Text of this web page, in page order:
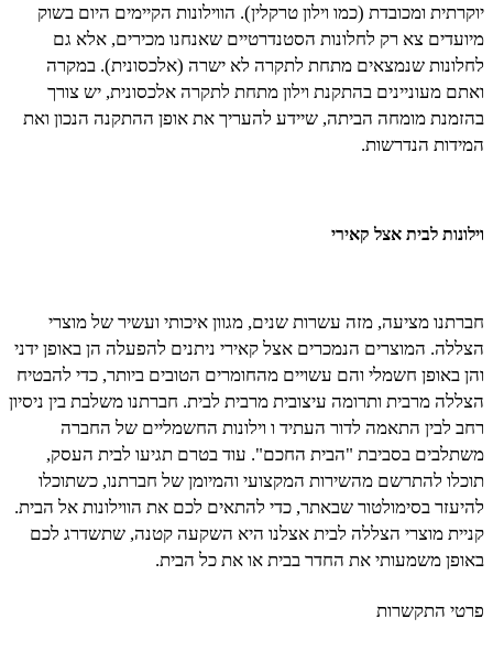
יוקרתית ומכובדת (כמו וילון טרקלין). הווילונות הקיימים היום בשוק
מיועדים צא רק לחלונות הסטנדרטיים שאנחנו מכירים, אלא גם
לחלונות שנמצאים מתחת לתקרה לא ישרה (אלכסונית). במקרה
ואתם מעוניינים בהתקנת וילון מתחת לתקרה אלכסונית, יש צורך
בהזמנת מומחה הביתה, שיידע להעריך את אופן ההתקנה הנכון ואת
המידות הנדרשות.
וילונות לבית אצל קאירי
חברתנו מציעה, מזה עשרות שנים, מגוון איכותי ועשיר של מוצרי
הצללה. המוצרים הנמכרים אצל קאירי ניתנים להפעלה הן באופן ידני
והן באופן חשמלי והם עשויים מהחומרים הטובים ביותר, כדי להבטיח
הצללה מרבית ותרומה עיצובית מרבית לבית. חברתנו משלבת בין ניסיון
רחב לבין התאמה לדור העתיד ו וילונות החשמליים של החברה
משתלבים בסביבת "הבית החכם". עוד בטרם תגיעו לבית העסק,
תוכלו להתרשם מהשירות המקצועי והמיומן של חברתנו, כשתוכלו
להיעזר בסימולטור שבאתר, כדי להתאים לכם את הווילונות אל הבית.
קניית מוצרי הצללה לבית אצלנו היא השקעה קטנה, שתשדרג לכם
באופן משמעותי את החדר בבית או את כל הבית.
פרטי התקשרות